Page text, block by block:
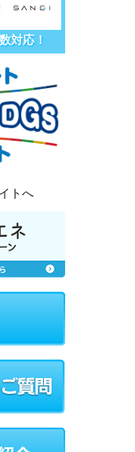
対応！